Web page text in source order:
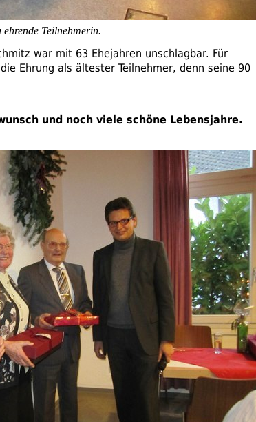
Teilnehmerin.
war mit 63 Ehejahren unschlagbar. Für
Ehrung als ältester Teilnehmer, denn seine 90
und noch viele schöne Lebensjahre.